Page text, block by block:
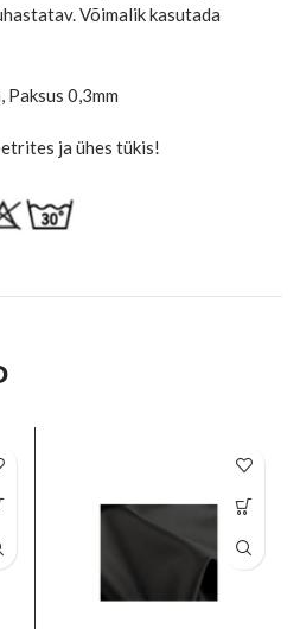
Võimalik kasutada
Paksus 0,3mm
ja ühes tükis!